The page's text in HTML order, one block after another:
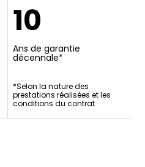
10
Ans de garantie
décennale*
*Selon la nature des
prestations réalisées et les
conditions du contrat.